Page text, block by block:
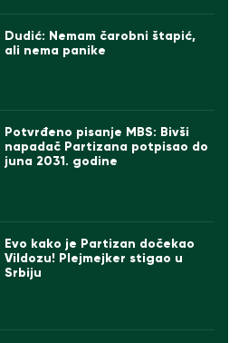
Dudić: Nemam čarobni štapić,
ali nema panike
Potvrđeno pisanje MBS: Bivši
napadač Partizana potpisao do
juna 2031. godine
Evo kako je Partizan dočekao
Vildozu! Plejmejker stigao u
Srbiju